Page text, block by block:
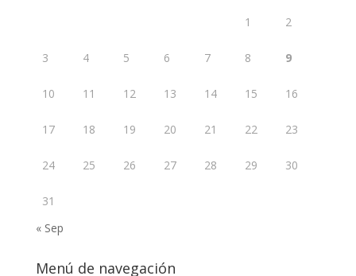
1 2
3 4 5 6 7 8 9
10 11 12 13 14 15 16
17 18 19 20 21 22 23
24 25 26 27 28 29 30
31
« Sep
Menú de navegación